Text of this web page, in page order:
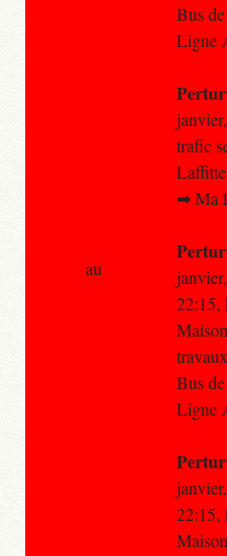
Bus
Ligne
trafic
➡ Ma
22:15,
Bus
Ligne
22:15,
au